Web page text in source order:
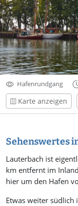
Hafenrundgang
Karte anzeigen
Sehenswertes
Lauterbach ist
km entfernt im
hier um den Hafen
Etwas weiter